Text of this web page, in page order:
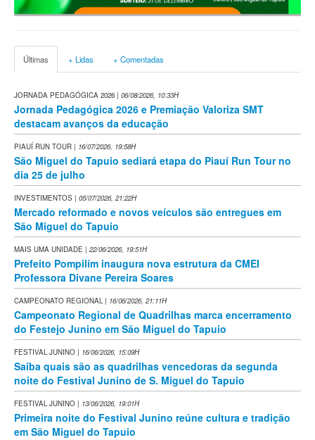
Últimas + Lidas + Comentadas
JORNADA PEDAGÓGICA 2026 | 06/08/2026, 10:33H
Jornada Pedagógica 2026 e Premiação Valoriza SMT
destacam avanços da educação
PIAUÍ RUN TOUR | 16/07/2026, 19:58H
São Miguel do Tapuio sediará etapa do Piauí Run Tour no
dia 25 de julho
INVESTIMENTOS | 05/07/2026, 21:22H
Mercado reformado e novos veículos são entregues em
São Miguel do Tapuio
MAIS UMA UNIDADE | 22/06/2026, 19:51H
Prefeito Pompilím inaugura nova estrutura da CMEI
Professora Divane Pereira Soares
CAMPEONATO REGIONAL | 16/06/2026, 21:11H
Campeonato Regional de Quadrilhas marca encerramento
do Festejo Junino em São Miguel do Tapuio
FESTIVAL JUNINO | 16/06/2026, 15:09H
Saiba quais são as quadrilhas vencedoras da segunda
noite do Festival Junino de S. Miguel do Tapuio
FESTIVAL JUNINO | 13/06/2026, 19:01H
Primeira noite do Festival Junino reúne cultura e tradição
em São Miguel do Tapuio